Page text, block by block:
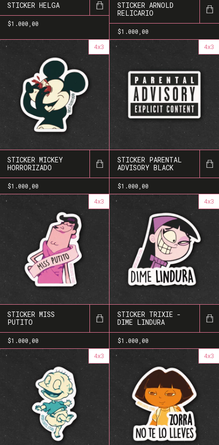
STICKER HELGA
$1.000,00
STICKER ARNOLD
RELICARIO
$1.000,00
4x3
STICKER MICKEY
HORRORIZADO
$1.000,00
4x3
STICKER PARENTAL
ADVISORY BLACK
$1.000,00
4x3
STICKER MISS
PUTITO
$1.000,00
4x3
STICKER TRIXIE -
DIME LINDURA
$1.000,00
4x3
4x3